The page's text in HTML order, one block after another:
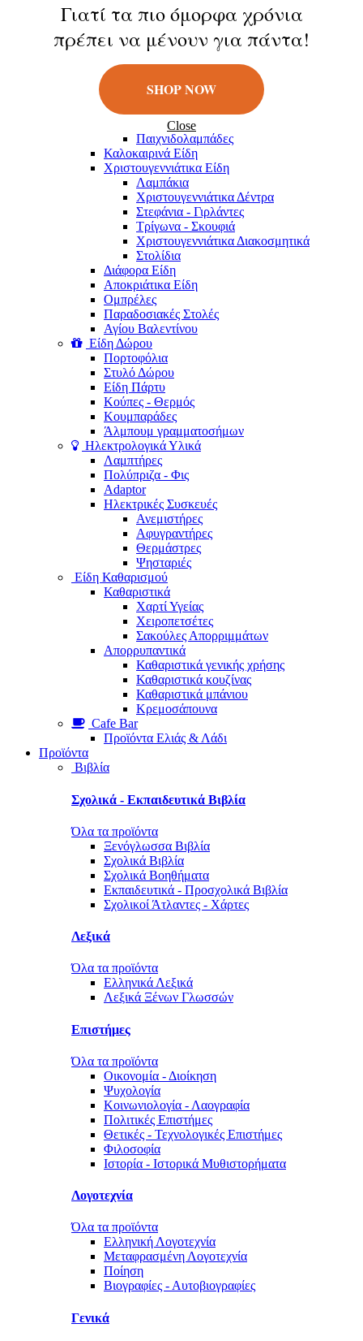
Κούκλες
Φιγούρες
Παιχνίδια Εξωτερικού Χώρου
Μπάλες
Πατίνια
Εποχιακά Είδη
Πασχαλινά Είδη
Λαμπάδες
Παιχνιδολαμπάδες
Καλοκαιρινά Eίδη
Χριστουγεννιάτικα Είδη
Λαμπάκια
Χριστουγεννιάτικα Δέντρα
Στεφάνια - Γιρλάντες
Τρίγωνα - Σκουφιά
Χριστουγεννιάτικα Διακοσμητικά
Στολίδια
Διάφορα Είδη
Αποκριάτικα Είδη
Ομπρέλες
Παραδοσιακές Στολές
Αγίου Βαλεντίνου
Είδη Δώρου
Πορτοφόλια
Στυλό Δώρου
Είδη Πάρτυ
Κούπες - Θερμός
Κουμπαράδες
Άλμπουμ γραμματοσήμων
Ηλεκτρολογικά Υλικά
Λαμπτήρες
Πολύπριζα - Φις
Adaptor
Ηλεκτρικές Συσκευές
Ανεμιστήρες
Αφυγραντήρες
Θερμάστρες
Ψησταριές
Είδη Καθαρισμού
Καθαριστικά
Χαρτί Υγείας
Χειροπετσέτες
Σακούλες Απορριμμάτων
Απορρυπαντικά
Καθαριστικά γενικής χρήσης
Καθαριστικά κουζίνας
Καθαριστικά μπάνιου
Κρεμοσάπουνα
Cafe Bar
Προϊόντα Ελιάς & Λάδι
Προϊόντα
Βιβλία
Σχολικά - Εκπαιδευτικά Βιβλία
Όλα τα προϊόντα
Ξενόγλωσσα Βιβλία
Σχολικά Βιβλία
Σχολικά Βοηθήματα
Εκπαιδευτικά - Προσχολικά Βιβλία
Σχολικοί Άτλαντες - Χάρτες
Λεξικά
Όλα τα προϊόντα
Ελληνικά Λεξικά
Λεξικά Ξένων Γλωσσών
Επιστήμες
Όλα τα προϊόντα
Οικονομία - Διοίκηση
Ψυχολογία
Κοινωνιολογία - Λαογραφία
Πολιτικές Eπιστήμες
Θετικές - Τεχνολογικές Επιστήμες
Φιλοσοφία
Ιστορία - Ιστορικά Μυθιστορήματα
Λογοτεχνία
Όλα τα προϊόντα
Ελληνική Λογοτεχνία
Μεταφρασμένη Λογοτεχνία
Ποίηση
Βιογραφίες - Αυτοβιογραφίες
Γενικά
Γιατί τα πιο όμορφα χρόνια
πρέπει να μένουν για πάντα!
SHOP NOW
Close